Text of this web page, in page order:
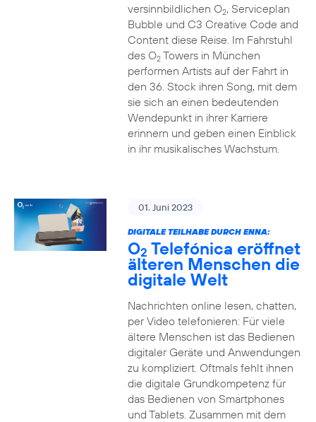
versinnbildlichen O2, Serviceplan
Bubble und C3 Creative Code and
Content diese Reise. Im Fahrstuhl
des O2Towers in München
performen Artists auf der Fahrt in
den 36. Stock ihren Song, mit dem
sie sich an einen bedeutenden
Wendepunkt in ihrer Karriere
erinnern und geben einen Einblick
in ihr musikalisches Wachstum.
01. Juni 2023
DIGITALE TEILHABE DURCH ENNA:
O2 Telefónica eröffnet
älteren Menschen die
digitale Welt
Nachrichten online lesen, chatten,
per Video telefonieren: Für viele
ältere Menschen ist das Bedienen
digitaler Geräte und Anwendungen
zu kompliziert. Oftmals fehlt ihnen
die digitale Grundkompetenz für
das Bedienen von Smartphones
und Tablets. Zusammen mit dem